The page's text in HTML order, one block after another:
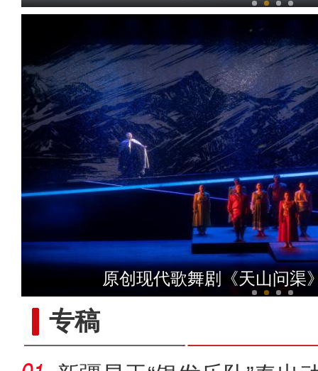
侨乡故事 | 哈班拜的
原创现代歌舞剧《天山问渠
专稿